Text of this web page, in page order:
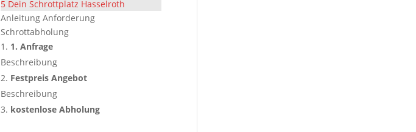
5 Dein Schrottplatz Hasselroth
Anleitung Anforderung
Schrottabholung
1. Anfrage
Beschreibung
Festpreis Angebot
Beschreibung
kostenlose Abholung